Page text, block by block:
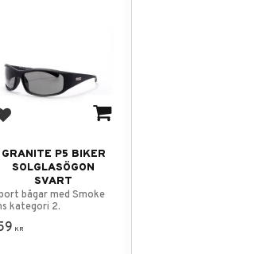
Add to favorites
GRANITE P5 BIKER
SOLGLASÖGON
SVART
bågar med Smoke
kategori 2.
KR